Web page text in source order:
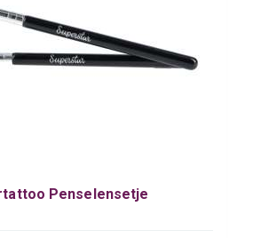
Penselensetje